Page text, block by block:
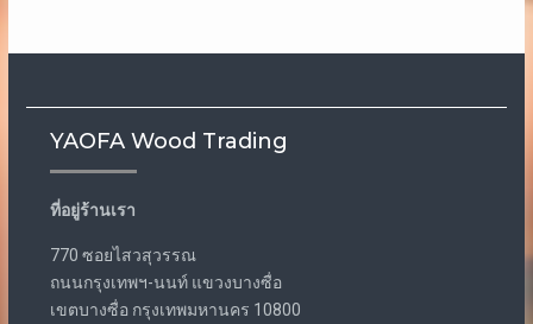
YAOFA Wood Trading
ที่อยู่ร้านเรา
770 ซอยไสวสุวรรณ
ถนนกรุงเทพฯ-นนท์ แขวงบางซื่อ
เขตบางซื่อ กรุงเทพมหานคร 10800